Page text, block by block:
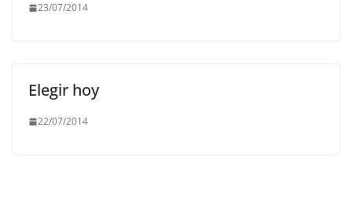
23/07/2014
Elegir hoy
22/07/2014